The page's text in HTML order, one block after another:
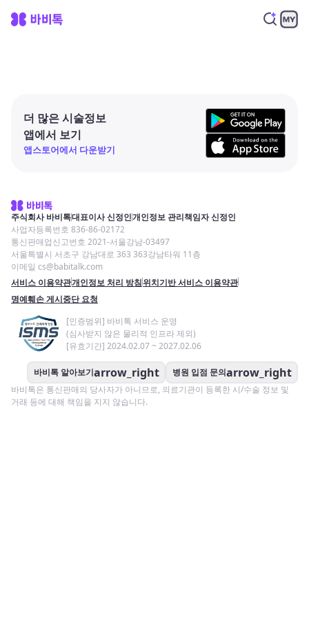
더 많은 시술정보
앱에서 보기
앱스토어에서 다운받기
주식회사 바비톡대표이사 신정인개인정보 관리책임자 신정인
사업자등록번호 836-86-02172
통신판매업신고번호 2021-서울강남-03497
서울특별시 서초구 강남대로 363 363강남타워 11층
이메일 cs@babitalk.com
서비스 이용약관개인정보 처리 방침위치기반 서비스 이용약관
명예훼손 게시중단 요청
[인증범위] 바비톡 서비스 운영
(심사받지 않은 물리적 인프라 제외)
[유효기간] 2024.02.07 ~ 2027.02.06
바비톡 알아보기arrow_right 병원 입점 문의arrow_right
바비톡은 통신판매의 당사자가 아니므로, 의료기관이 등록한 시/수술 정보 및
거래 등에 대해 책임을 지지 않습니다.